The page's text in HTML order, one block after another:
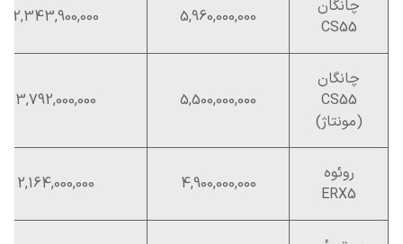
چانگان
CS55
5,960,000,000
2,343,900,000
چانگان
CS55
(مونتاژ)
5,500,000,000
3,792,000,000
روئوه
ERX5
4,900,000,000
2,164,000,000